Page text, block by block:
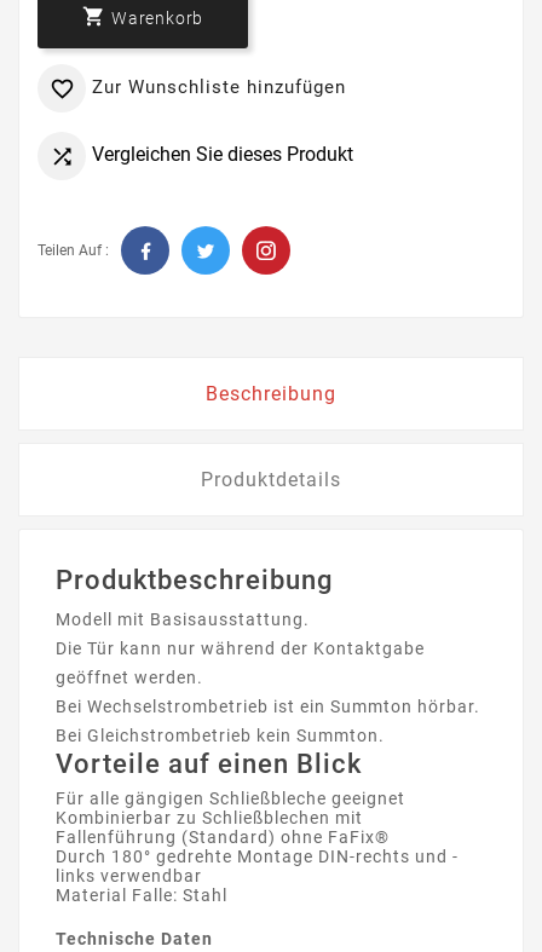
 Warenkorb
 Zur Wunschliste hinzufügen
 Vergleichen Sie dieses Produkt
Teilen Auf :
Beschreibung
Produktdetails
Produktbeschreibung
Modell mit Basisausstattung.
Die Tür kann nur während der Kontaktgabe
geöffnet werden.
Bei Wechselstrombetrieb ist ein Summton hörbar.
Bei Gleichstrombetrieb kein Summton.
Vorteile auf einen Blick
Für alle gängigen Schließbleche geeignet
Kombinierbar zu Schließblechen mit
Fallenführung (Standard) ohne FaFix®
Durch 180° gedrehte Montage DIN-rechts und -
links verwendbar
Material Falle: Stahl
Technische Daten